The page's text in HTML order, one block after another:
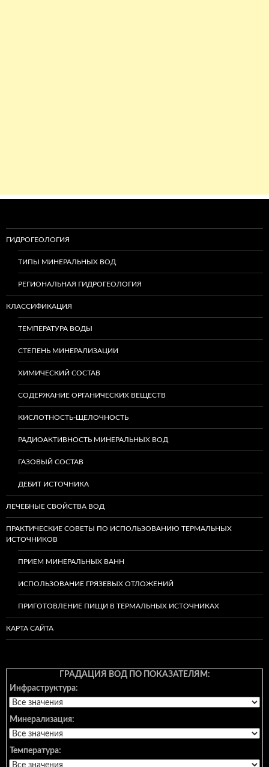
ГИДРОГЕОЛОГИЯ
ТИПЫ МИНЕРАЛЬНЫХ ВОД
РЕГИОНАЛЬНАЯ ГИДРОГЕОЛОГИЯ
КЛАССИФИКАЦИЯ
ТЕМПЕРАТУРА ВОДЫ
СТЕПЕНЬ МИНЕРАЛИЗАЦИИ
ХИМИЧЕСКИЙ СОСТАВ
СОДЕРЖАНИЕ ОРГАНИЧЕСКИХ ВЕЩЕСТВ
КИСЛОТНОСТЬ-ЩЕЛОЧНОСТЬ
РАДИОАКТИВНОСТЬ МИНЕРАЛЬНЫХ ВОД
ГАЗОВЫЙ СОСТАВ
ДЕБИТ ИСТОЧНИКА
ЛЕЧЕБНЫЕ СВОЙСТВА ВОД
ПРАКТИЧЕСКИЕ СОВЕТЫ ПО ИСПОЛЬЗОВАНИЮ ТЕРМАЛЬНЫХ
ИСТОЧНИКОВ
ПРИЕМ МИНЕРАЛЬНЫХ ВАНН
ИСПОЛЬЗОВАНИЕ ГРЯЗЕВЫХ ОТЛОЖЕНИЙ
ПРИГОТОВЛЕНИЕ ПИЩИ В ТЕРМАЛЬНЫХ ИСТОЧНИКАХ
КАРТА САЙТА
ГРАДАЦИЯ ВОД ПО ПОКАЗАТЕЛЯМ:
Инфраструктура:
Минерализация:
Температура: